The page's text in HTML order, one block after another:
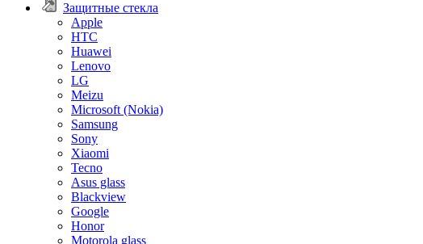
Защитные стекла
Apple
HTC
Huawei
Lenovo
LG
Meizu
Microsoft (Nokia)
Samsung
Sony
Xiaomi
Tecno
Asus glass
Blackview
Google
Honor
Motorola glass